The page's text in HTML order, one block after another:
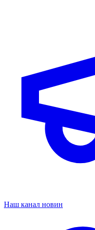
Наш канал новин